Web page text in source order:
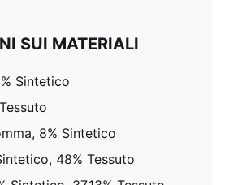
SUI MATERIALI
Sintetico
8% Sintetico
48% Tessuto